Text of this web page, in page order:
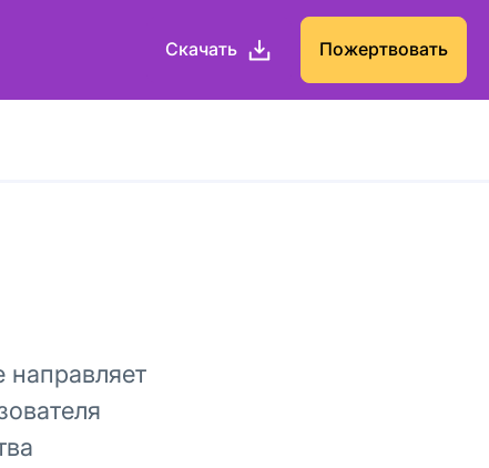
Скачать Пожертвовать
направляет